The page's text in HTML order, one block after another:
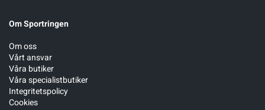
Om Sportringen
Om oss
Vårt ansvar
Våra butiker
Våra specialistbutiker
Integritetspolicy
Cookies